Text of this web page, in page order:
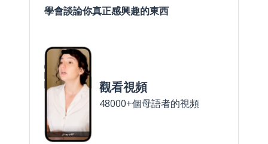
學會談論你真正感興趣的東西
觀看視頻
48000+個母語者的視頻